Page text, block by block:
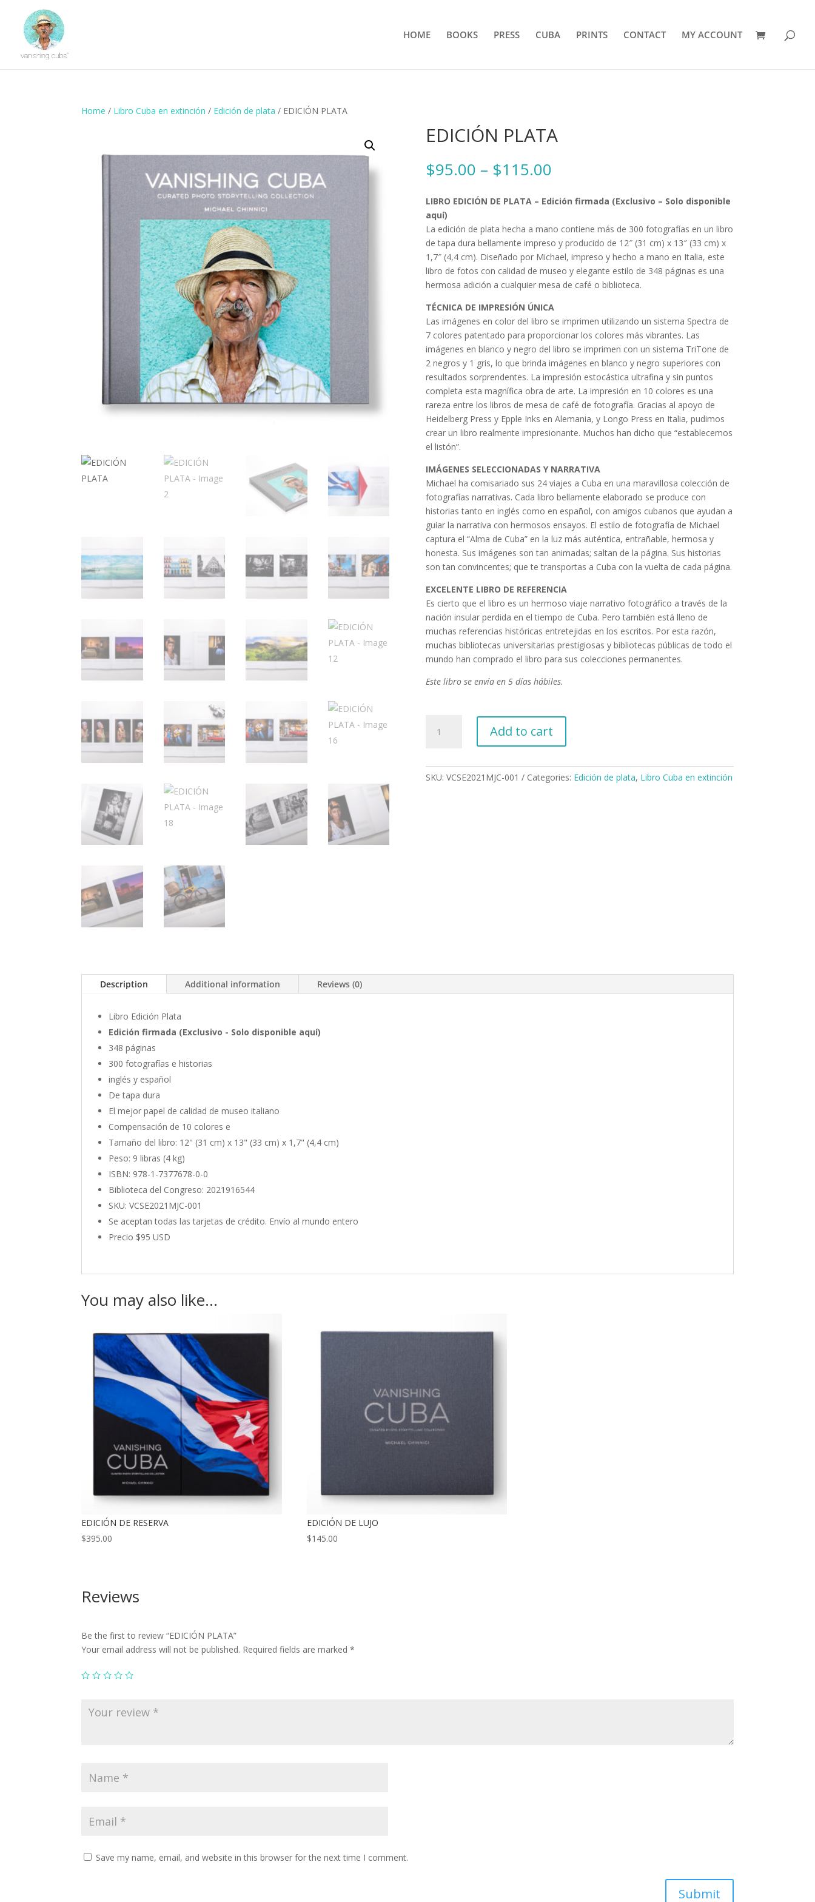
HOME BOOKS PRESS CUBA PRINTS CONTACT MY ACCOUNT
Home / Libro Cuba en extinción / Edición de plata / EDICIÓN PLATA
EDICIÓN PLATA
$95.00 – $115.00
LIBRO EDICIÓN DE PLATA – Edición firmada (Exclusivo – Solo disponible
aquí)
La edición de plata hecha a mano contiene más de 300 fotografías en un libro
de tapa dura bellamente impreso y producido de 12″ (31 cm) x 13″ (33 cm) x
1,7″ (4,4 cm). Diseñado por Michael, impreso y hecho a mano en Italia, este
libro de fotos con calidad de museo y elegante estilo de 348 páginas es una
hermosa adición a cualquier mesa de café o biblioteca.
TÉCNICA DE IMPRESIÓN ÚNICA
Las imágenes en color del libro se imprimen utilizando un sistema Spectra de
7 colores patentado para proporcionar los colores más vibrantes. Las
imágenes en blanco y negro del libro se imprimen con un sistema TriTone de
2 negros y 1 gris, lo que brinda imágenes en blanco y negro superiores con
resultados sorprendentes. La impresión estocástica ultrafina y sin puntos
completa esta magnífica obra de arte. La impresión en 10 colores es una
rareza entre los libros de mesa de café de fotografía. Gracias al apoyo de
Heidelberg Press y Epple Inks en Alemania, y Longo Press en Italia, pudimos
crear un libro realmente impresionante. Muchos han dicho que “establecemos
el listón”.
IMÁGENES SELECCIONADAS Y NARRATIVA
Michael ha comisariado sus 24 viajes a Cuba en una maravillosa colección de
fotografías narrativas. Cada libro bellamente elaborado se produce con
historias tanto en inglés como en español, con amigos cubanos que ayudan a
guiar la narrativa con hermosos ensayos. El estilo de fotografía de Michael
captura el “Alma de Cuba” en la luz más auténtica, entrañable, hermosa y
honesta. Sus imágenes son tan animadas; saltan de la página. Sus historias
son tan convincentes; que te transportas a Cuba con la vuelta de cada página.
EXCELENTE LIBRO DE REFERENCIA
Es cierto que el libro es un hermoso viaje narrativo fotográfico a través de la
nación insular perdida en el tiempo de Cuba. Pero también está lleno de
muchas referencias históricas entretejidas en los escritos. Por esta razón,
muchas bibliotecas universitarias prestigiosas y bibliotecas públicas de todo el
mundo han comprado el libro para sus colecciones permanentes.
Este libro se envía en 5 días hábiles.
PLATA
Add to cart
SKU: VCSE2021MJC-001 Categories: Edición de plata, Libro Cuba en extinción
Description Additional information Reviews (0)
Libro Edición Plata
Edición firmada (Exclusivo - Solo disponible aquí)
348 páginas
300 fotografías e historias
inglés y español
De tapa dura
El mejor papel de calidad de museo italiano
Compensación de 10 colores e
Tamaño del libro: 12" (31 cm) x 13" (33 cm) x 1,7" (4,4 cm)
Peso: 9 libras (4 kg)
ISBN: 978-1-7377678-0-0
Biblioteca del Congreso: 2021916544
SKU: VCSE2021MJC-001
Se aceptan todas las tarjetas de crédito. Envío al mundo entero
Precio $95 USD
You may also like…
EDICIÓN DE RESERVA
$395.00
EDICIÓN DE LUJO
$145.00
Reviews
Be the first to review “EDICIÓN PLATA”
Your email address will not be published. Required fields are marked*
Save my name, email, and website in this browser for the next time I comment.
Submit